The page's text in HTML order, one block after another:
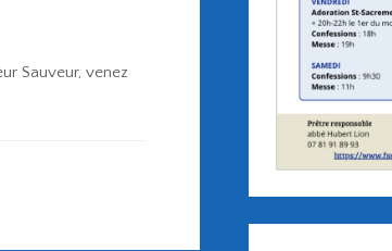
Sauveur, venez